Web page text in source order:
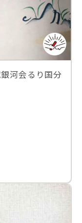
河会るり国分